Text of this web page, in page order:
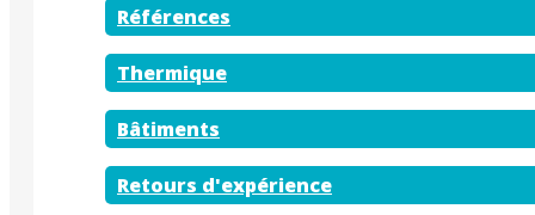
Références
Thermique
Bâtiments
Retours d'expérience